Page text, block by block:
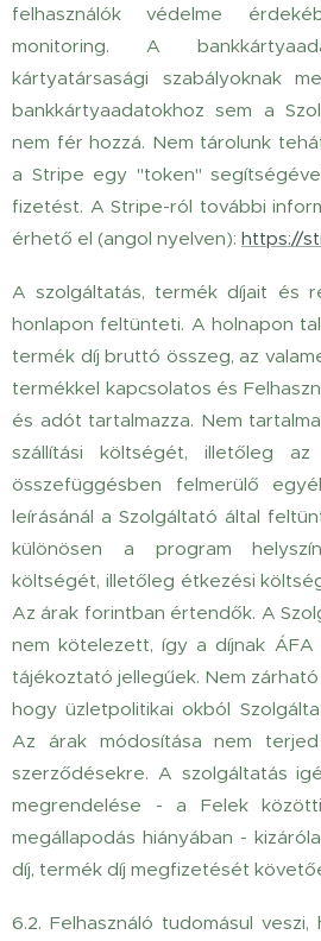
felhasználók védelme
monitoring. A
kártyatársasági szabályoknak
bankkártyaadatokhoz sem a
nem fér hozzá. Nem tárolunk
a Stripe egy "token"
fizetést. A Stripe-ról további
érhető el (angol nyelven): https://
A szolgáltatás, termék díjait és
honlapon feltünteti. A holnapon
termék díj bruttó összeg, az
termékkel kapcsolatos és
és adót tartalmazza. Nem
szállítási költségét, illetőleg az
összefüggésben felmerülő
leírásánál a Szolgáltató által
különösen a program
költségét, illetőleg étkezési
Az árak forintban értendők. A
nem kötelezett, így a díjnak ÁFA
tájékoztató jellegűek. Nem
hogy üzletpolitikai okból
Az árak módosítása nem
szerződésekre. A szolgáltatás
megrendelése - a Felek
megállapodás hiányában -
díj, termék díj megfizetését
6.2. Felhasználó tudomásul